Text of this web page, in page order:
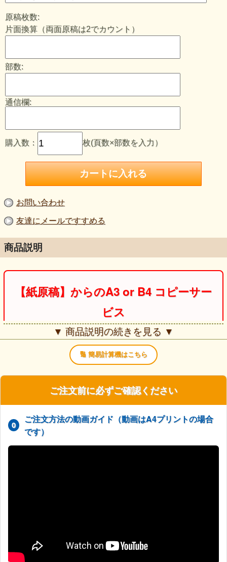
原稿枚数:
片面換算（両面原稿は2でカウント）
部数:
通信欄:
購入数： 枚(頁数×部数を入力）
お問い合わせ
友達にメールですすめる
商品説明
【紙原稿】からのA3 or B4 コピーサー
ビス
※データ入稿（PDF等）はこちらのカートからはご注
文いただけません。
A3片面20円、両面でも40円！カラーコピーが驚きの価格
モノクロよりもカラーが安い！低コストで鮮やかな仕上がり
をご提供いたします。
▼ 商品説明の続きを見る ▼
🔢 簡易計算機はこちら
ご注文前に必ずご確認ください
0
ご注文方法の動画ガイド（動画はA4プリントの場合
です）